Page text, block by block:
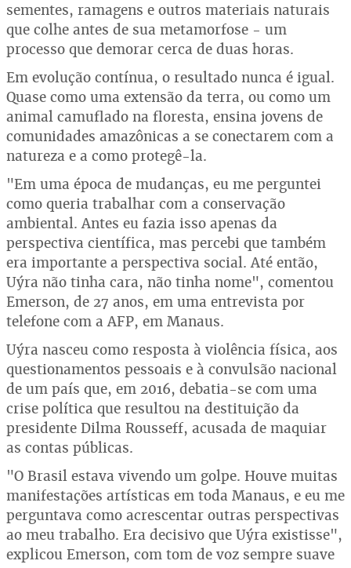
sementes, ramagens e outros materiais naturais
que colhe antes de sua metamorfose - um
processo que demorar cerca de duas horas.
Em evolução contínua, o resultado nunca é igual.
Quase como uma extensão da terra, ou como um
animal camuflado na floresta, ensina jovens de
comunidades amazônicas a se conectarem com a
natureza e a como protegê-la.
"Em uma época de mudanças, eu me perguntei
como queria trabalhar com a conservação
ambiental. Antes eu fazia isso apenas da
perspectiva científica, mas percebi que também
era importante a perspectiva social. Até então,
Uýra não tinha cara, não tinha nome", comentou
Emerson, de 27 anos, em uma entrevista por
telefone com a AFP, em Manaus.
Uýra nasceu como resposta à violência física, aos
questionamentos pessoais e à convulsão nacional
de um país que, em 2016, debatia-se com uma
crise política que resultou na destituição da
presidente Dilma Rousseff, acusada de maquiar
as contas públicas.
"O Brasil estava vivendo um golpe. Houve muitas
manifestações artísticas em toda Manaus, e eu me
perguntava como acrescentar outras perspectivas
ao meu trabalho. Era decisivo que Uýra existisse",
explicou Emerson, com tom de voz sempre suave